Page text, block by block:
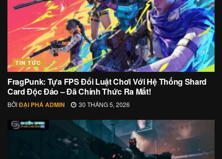
TIN TỨC
FragPunk: Tựa FPS Đổi Luật Chơi Với Hệ Thống Shard
Card Độc Đáo – Đã Chính Thức Ra Mắt!
BỞIĐẠI PHÁ ADMIN 30 THÁNG 5, 2026